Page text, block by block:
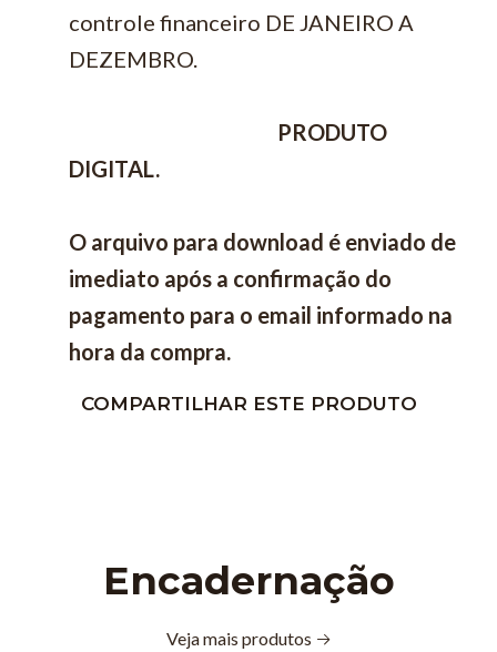
controle financeiro DE JANEIRO A
DEZEMBRO.
PRODUTO
DIGITAL.
O arquivo para download é enviado de
imediato após a confirmação do
pagamento para o email informado na
hora da compra.
COMPARTILHAR ESTE PRODUTO
Encadernação
Veja mais produtos